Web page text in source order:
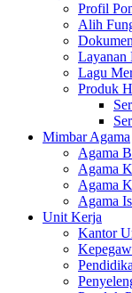
Profil
Alih
Layanan
Lagu
Produk
Mimbar Agama
Agama
Agama
Agama
Agama
Unit Kerja
Kantor